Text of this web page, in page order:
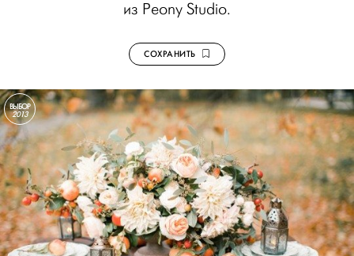
из Peony Studio.
СОХРАНИТЬ
ВЫБОР
2013